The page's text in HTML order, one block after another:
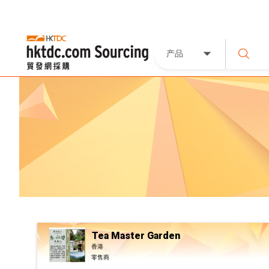
产品
Tea Master Garden
香港
零售商